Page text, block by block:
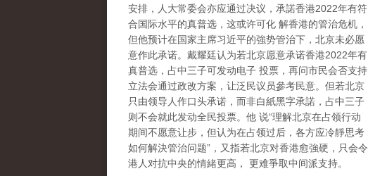
安排，人大常委会亦应通过决议，承諾香港2022年有符
合国际水平的真普选，这或许可化 解香港的管治危机，
但他预计在国家主席习近平的強势管治下，北京未必愿
意作此承诺。戴耀廷认为若北京愿意承诺香港2022年有
真普选，占中三子可发动电子 投票，再问市民会否支持
立法会通过政改方案，让泛民议员參考民意。但若北京
只由领导人作口头承诺，而非白紙黑字承諾，占中三子
则不会就此发动全民投票。他 说“理解北京在占领行动
期间不愿意让步，但认为在占领过后，各方应冷靜思考
如何解決管治问题”，又指若北京对香港愈強硬，只会令
港人对抗中央的情緒更高， 更难爭取中间派支持。